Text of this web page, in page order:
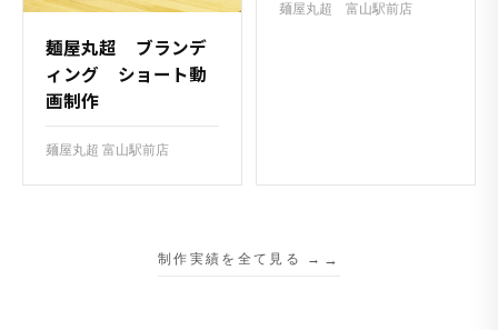
麺屋丸超 ブランデ
ィング ショート動
画制作
麺屋丸超 富山駅前店
麺屋丸超 富山駅前店
制作実績を全て見る →